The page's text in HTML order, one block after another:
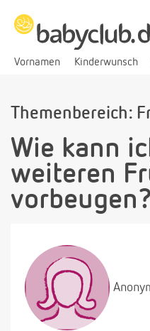
Vornamen Kinderwunsch
Themenbereich:
Wie kann
weiteren
vorbeugen?